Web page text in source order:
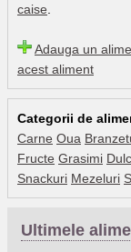
caise
Adauga un
acest aliment
Categorii de
Carne Oua
Fructe Grasimi
Snackuri Mezeluri
Ultimele